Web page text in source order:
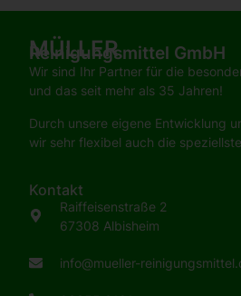
MÜLLER
Reinigungsmittel GmbH
Wir sind Ihr Partner für die
und das seit mehr als 35 Jahren!
Durch unsere eigene Entwicklung
wir sehr flexibel auch die
Kontakt
Raiffeisenstraße 2
67308 Albisheim
info@mueller-